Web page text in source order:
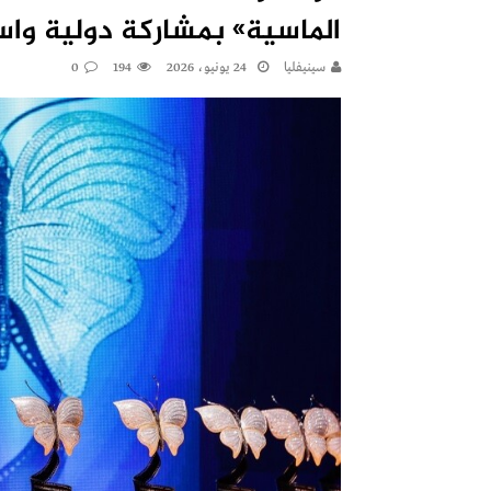
الماسية» بمشاركة دولية
سينيفليا 24 يونيو، 2026 194
0